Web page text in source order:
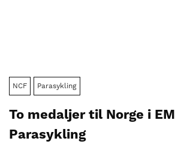
NCF Parasykling
To medaljer til Norge i EM
Parasykling